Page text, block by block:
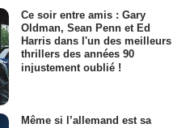
Ce soir entre amis : Gary
Oldman, Sean Penn et Ed
Harris dans l'un des meilleurs
thrillers des années 90
injustement oublié !
Même si l’allemand est sa